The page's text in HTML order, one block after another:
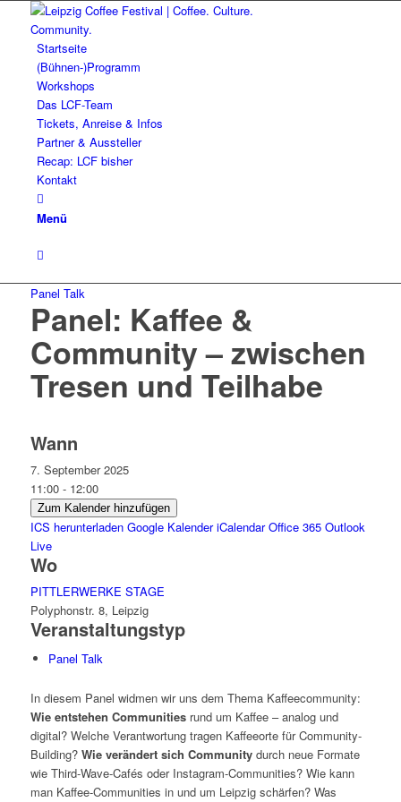
Startseite
(Bühnen-)Programm
Workshops
Das LCF-Team
Tickets, Anreise & Infos
Partner & Aussteller
Recap: LCF bisher
Kontakt
Menü
Panel Talk
Panel: Kaffee &
Community – zwischen
Tresen und Teilhabe
Wann
7. September 2025
11:00 - 12:00
Zum Kalender hinzufügen
ICS herunterladen Google Kalender iCalendar Office 365 Outlook
Live
Wo
PITTLERWERKE STAGE
Polyphonstr. 8, Leipzig
Veranstaltungstyp
Panel Talk
In diesem Panel widmen wir uns dem Thema Kaffeecommunity:
Wie entstehen Communitiesrund um Kaffee – analog und
digital? Welche Verantwortung tragen Kaffeeorte für Community-
Building? Wie verändert sich Communitydurch neue Formate
wie Third-Wave-Cafés oder Instagram-Communities? Wie kann
man Kaffee-Communities in und um Leipzig schärfen? Was